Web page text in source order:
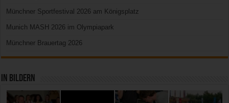
Münchner Sportfestival 2026 am Königsplatz
Munich MASH 2026 im Olympiapark
Münchner Brauertag 2026
In Bildern